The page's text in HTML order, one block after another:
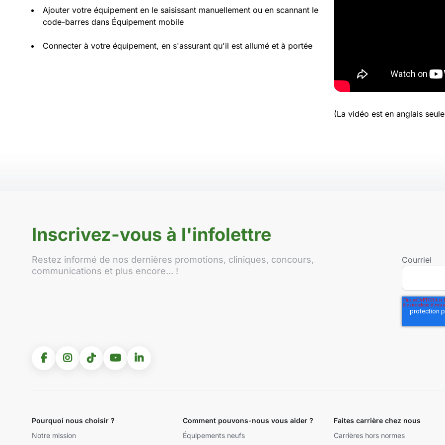
Ajouter votre équipement en le saisissant manuellement ou en scannant le
code-barres dans Équipement mobile
Connecter à votre équipement, en s'assurant qu'il est allumé et à portée
(La vidéo est en anglais
Inscrivez-vous à l'infolettre
Restez informé de nos dernières promotions, cliniques, concours,
communications et plus encore... !
Courriel
Pourquoi nous choisir ?
Notre mission
Comment pouvons-nous vous aider ?
Équipements neufs
Faites carrière chez nous
Carrières hors normes